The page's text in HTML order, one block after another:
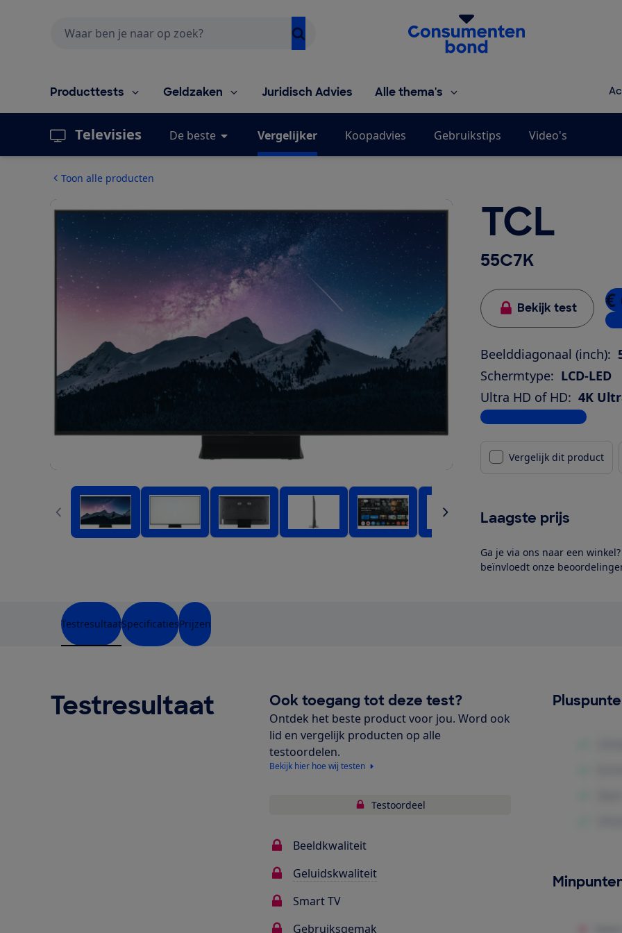
Homepage van de Consumentenbond
Producttests Geldzaken Juridisch Advies Alle thema's
Televisies De beste Vergelijker Koopadvies Gebruikstips Video's
Toon alle producten
TCL
55C7K
Bekijk test €
1
Beelddiagonaal (inch):
Schermtype: LCD-LED
Ultra HD of HD: 4K
Bekijk alle specificaties
Vergelijk dit product
Laagste prijs
Ga je via ons naar een
beïnvloedt onze
TestresultaatSpecificatiesPrijzen
Testresultaat Ook toegang tot deze test?
Ontdek het beste product voor jou. Word ook
lid en vergelijk producten op alle
testoordelen.
Bekijk hier hoe wij testen
Testoordeel
Beeldkwaliteit
Geluidskwaliteit
Smart TV
Gebruiksgemak